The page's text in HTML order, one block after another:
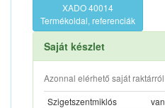
XADO 40014
Termékoldal, referenciák
Saját készlet
Azonnal elérhető saját raktárról
Szigetszentmiklós
van